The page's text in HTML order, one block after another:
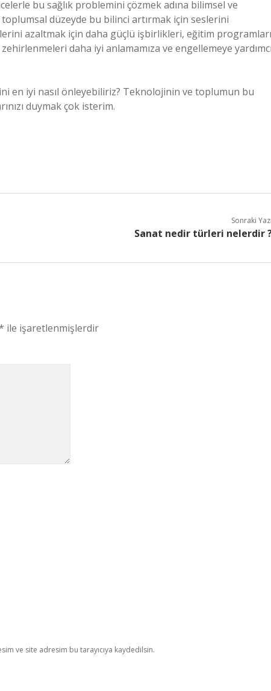
bu sağlık problemini çözmek adına bilimsel ve
düzeyde bu bilinci artırmak için seslerini
azaltmak için daha güçlü işbirlikleri, eğitim programları
daha iyi anlamamıza ve engellemeye yardımcı
en iyi nasıl önleyebiliriz? Teknolojinin ve toplumun bu
duymak çok isterim.
Sonraki Yazı
Sanat nedir türleri nelerdir
ile işaretlenmişlerdir
ve site adresim bu tarayıcıya kaydedilsin.